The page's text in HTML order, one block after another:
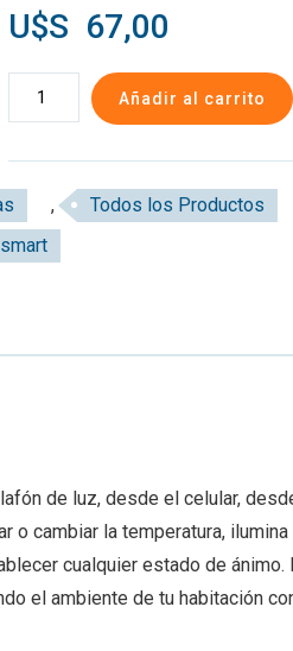
U$S 67,00
Plafón
Led
+
White
Wifi
Smart
Añadir al carrito
, Todos los Productos
de luz, desde el celular,
cambiar la temperatura,
cualquier estado de ánimo.
el ambiente de tu habitación